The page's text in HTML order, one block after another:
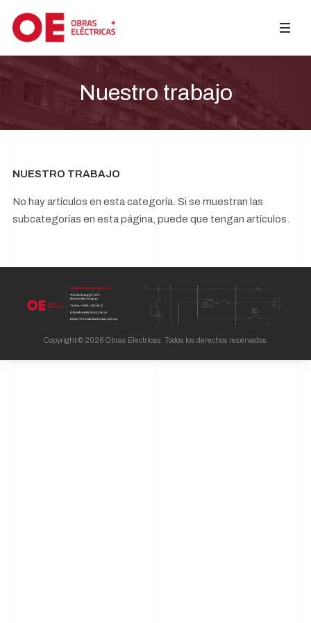
Nuestro trabajo
NUESTRO TRABAJO
No hay artículos en esta categoría. Si se muestran las
subcategorías en esta página, puede que tengan artículos.
Copyright © 2026 Obras Electricas. Todos los derechos reservados.